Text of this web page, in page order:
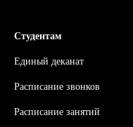
Студентам
Единый деканат
Расписание звонков
Расписание занятий